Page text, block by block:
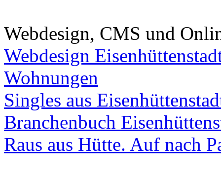
Webdesign, CMS und
Webdesign
Wohnungen
Singles aus
Branchenbuch
Raus aus Hütte. Auf nach